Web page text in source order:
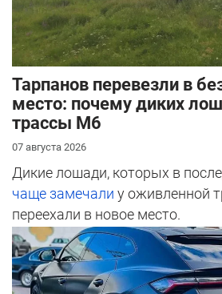
Тарпанов перевезли в
место: почему диких
трассы М6
07 августа 2026
Дикие лошади, которых в
чаще замечали у оживленной
переехали в новое место.